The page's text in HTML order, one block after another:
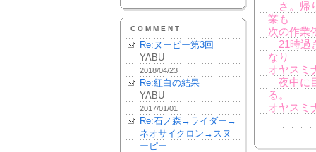
COMMENT
Re:ヌーピー第3回
YABU
2018/04/23
Re:紅白の結果
YABU
2017/01/01
Re:石ノ森→ライダー→
ネオサイクロン→スヌ
ーピー
さ。帰
業も
次の作業
21時過
なり
オヤスミ
夜中に
る。
オヤスミ